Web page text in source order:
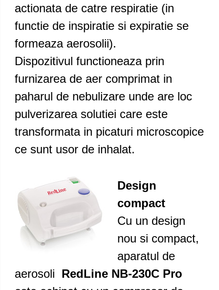
actionata de catre respiratie (in
functie de inspiratie si expiratie se
formeaza aerosolii).
Dispozitivul functioneaza prin
furnizarea de aer comprimat in
paharul de nebulizare unde are loc
pulverizarea solutiei care este
transformata in picaturi microscopice
ce sunt usor de inhalat.
Design
compact
Cu un design
nou si compact,
aparatul de
aerosoli RedLine NB-230C Pro